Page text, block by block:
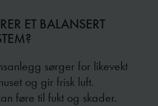
ET BALANSERT
sørger for likevekt
og gir frisk luft.
føre til fukt og skader.